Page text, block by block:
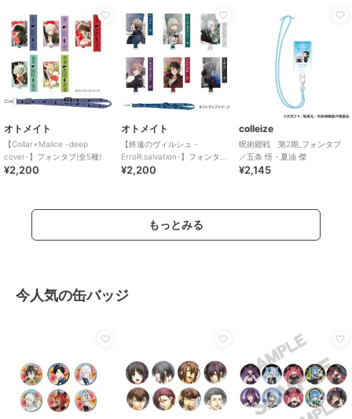
オトメイト
【Collar×Malice -deep
cover-】フォンタブ(全5種)
¥2,200
オトメイト
【終遠のヴィルシュ -
ErroR:salvation-】フォンタブ
(全6種)
¥2,200
colleize
呪術廻戦 第2期_フォンタブ
／五条 悟・夏油 傑
¥2,145
もっとみる
今人気の缶バッジ